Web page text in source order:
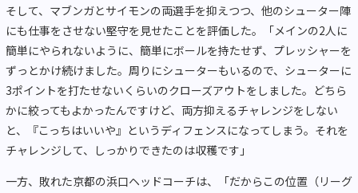
そして、マブンガとサイモンの両選手を抑えつつ、他のシューター陣
にも仕事をさせない堅守を見せたことを評価した。「メインの2人に
簡単にやられないように、簡単にボールを持たせず、プレッシャーを
ずっとかけ続けました。周りにシューターもいるので、シューターに
3ポイントを打たせないくらいのクローズアウトをしました。どちら
かに絞ってもよかったんですけど、両方抑えるチャレンジをしない
と、『こっちはいいや』というディフェンスになってしまう。それを
チャレンジして、しっかりできたのは収穫です」
一方、敗れた京都の浜口ヘッドコーチは、「だからこの位置（リーグ